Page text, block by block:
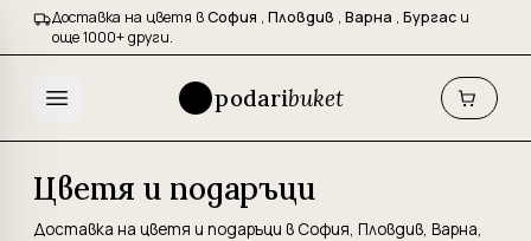
Доставка на цветя вСофия , Пловдив , Варна , Бургас и
още 1000+ други.
podaribuket
Цветя и подаръци
Доставка на цветя и подаръци в София, Пловдив, Варна,